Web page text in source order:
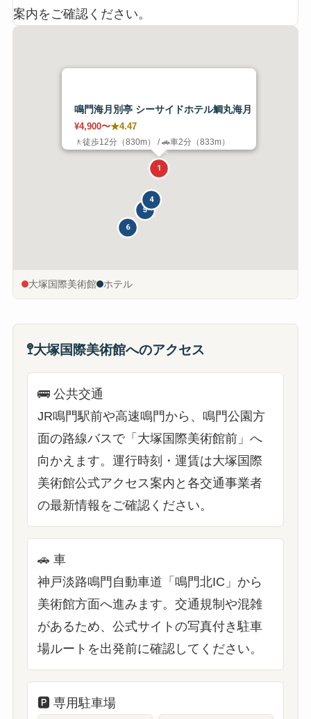
案内をご確認ください。
★
1
4
5
6
鳴門海月別亭 シーサイドホテル鯛丸海月
¥4,900〜★4.47
🚶徒歩12分（830m） / 🚗車2分（833m）
大塚国際美術館 ホテル
🚏大塚国際美術館へのアクセス
🚌公共交通
JR鳴門駅前や高速鳴門から、鳴門公園方
面の路線バスで「大塚国際美術館前」へ
向かえます。運行時刻・運賃は大塚国際
美術館公式アクセス案内と各交通事業者
の最新情報をご確認ください。
🚗 車
神戸淡路鳴門自動車道「鳴門北IC」から
美術館方面へ進みます。交通規制や混雑
があるため、公式サイトの写真付き駐車
場ルートを出発前に確認してください。
🅿️ 専用駐車場